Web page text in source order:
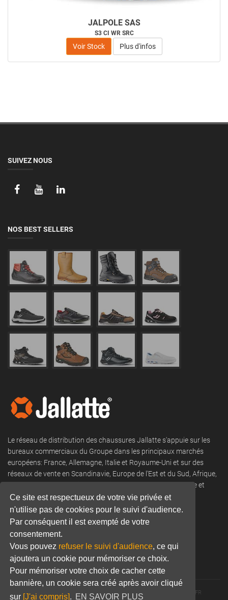
Ce site est respectueux de votre vie privée et
n'utilise pas de cookies pour le suivi d'audience.
Par conséquent il est exempté de votre
consentement.
Vous pouvez refuser le suivi d'audience, ce qui
ajoutera un cookie pour mémoriser ce choix.
Pour mémoriser votre choix de cacher cette
bannière, un cookie sera créé après avoir cliqué
sur [J'ai compris]. EN SAVOIR PLUS
JALPOLE SAS
S3 CI WR SRC
Voir Stock Plus d'infos
SUIVEZ NOUS
NOS BEST SELLERS
Le réseau de distribution des chaussures Jallatte s'appuie sur les
bureaux commerciaux du Groupe dans les principaux marchés
européens: France, Allemagne, Italie et Royaume-Uni et sur des
réseaux de vente en Scandinavie, Europe de l'Est et du Sud, Afrique,
DROM COM, Moyen-Orient, Amérique du Nord et du Sud, Asie et
Océanie.
Tel: +33 (0) 466 806 300
Email:commercial@jallatte.fr
Website:www.jallatte.fr
© 2026 JALLATTE - ALL RIGHTS RESERVED WWW.JALLATTE.FR